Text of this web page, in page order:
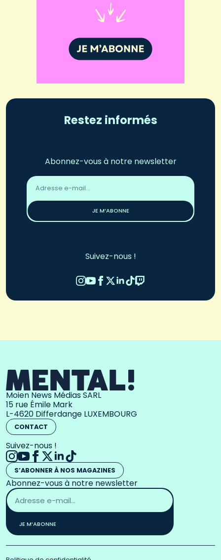
Restez informés
Abonnez-vous à notre newsletter
Adresse
email
JE M’ABONNE
Suivez-nous !
Moien News Médias SARL
15 rue Émile Mark
L-4620 Differdange LUXEMBOURG
CONTACT
Suivez-nous !
S’ABONNER À NOS MAGAZINES
Abonnez-vous à notre newsletter
Adresse
email
*
JE M’ABONNE